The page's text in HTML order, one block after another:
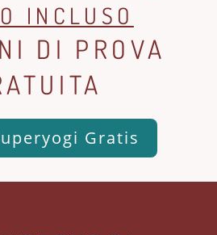
INCLUSO
DI PROVA
Gratis